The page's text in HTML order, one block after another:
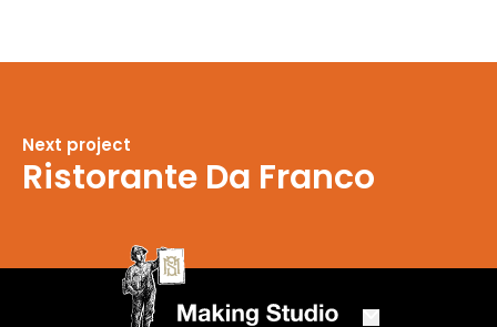
Next project
Ristorante Da Franco